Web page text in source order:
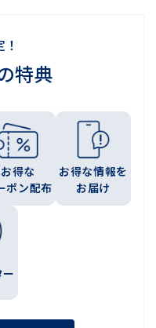
特典
お得な
ポン配布
お得な情報を
お届け